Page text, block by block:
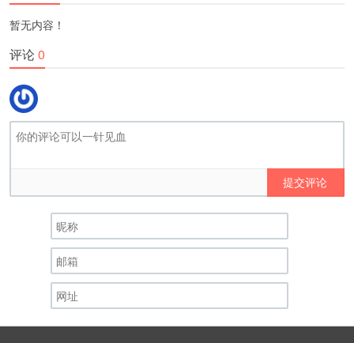
暂无内容！
评论0
提交评论